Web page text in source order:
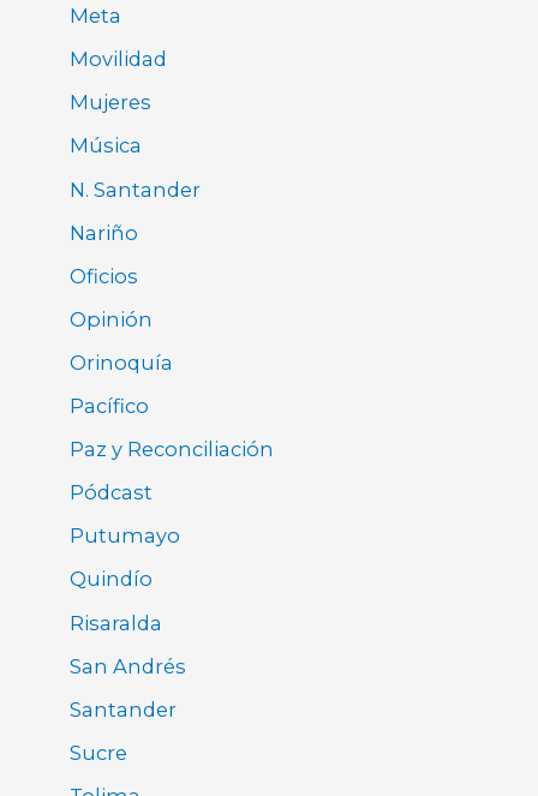
Meta
Movilidad
Mujeres
Música
N. Santander
Nariño
Oficios
Opinión
Orinoquía
Pacífico
Paz y Reconciliación
Pódcast
Putumayo
Quindío
Risaralda
San Andrés
Santander
Sucre